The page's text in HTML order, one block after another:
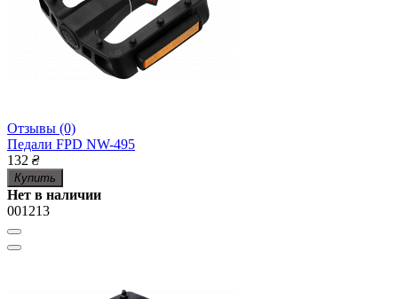
Отзывы (0)
Педали FPD NW-495
132 ₴
Купить
Нет в наличии
001213